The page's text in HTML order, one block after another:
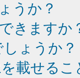
うか？
きますか
ょうか？
載せる